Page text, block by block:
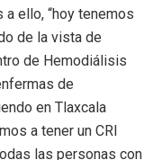
ello, “hoy tenemos
de la vista de
de Hemodiálisis
de
en Tlaxcala
a tener un CRI
las personas con